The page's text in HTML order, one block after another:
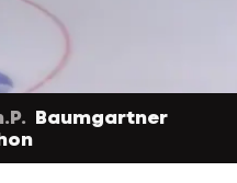
Baumgartner